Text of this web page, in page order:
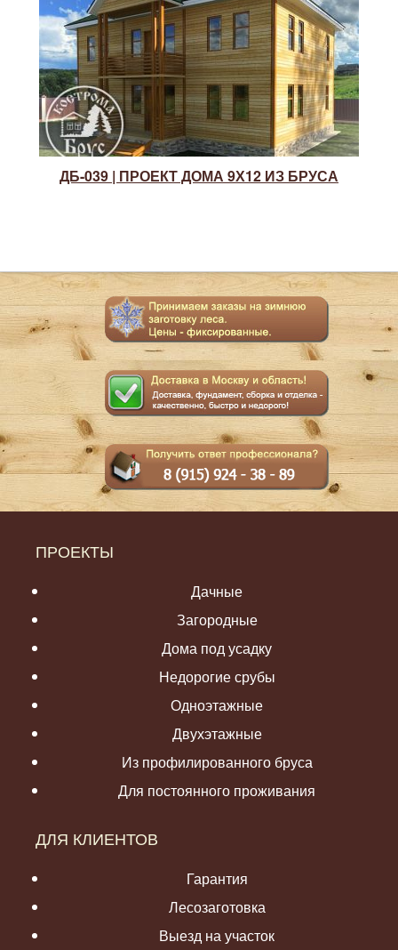
ДБ-039 | ПРОЕКТ ДОМА 9Х12 ИЗ БРУСА
ПРОЕКТЫ
Дачные
Загородные
Дома под усадку
Недорогие срубы
Одноэтажные
Двухэтажные
Из профилированного бруса
Для постоянного проживания
ДЛЯ КЛИЕНТОВ
Гарантия
Лесозаготовка
Выезд на участок